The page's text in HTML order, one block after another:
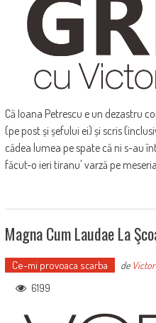
Că Ioana Petrescu e un dezastru
(pe post și șefului ei) și scris
cădea lumea pe spate că ni s-au
făcut-o ieri tiranu' varză pe
Magna Cum Laudae La
Ce-mi provoaca scarba de
6199